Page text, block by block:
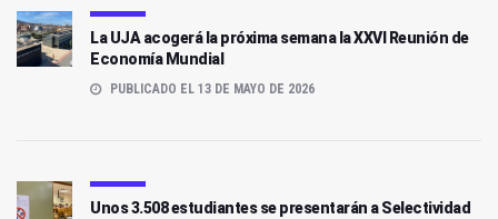
La UJA acogerá la próxima semana la XXVI Reunión de
Economía Mundial
PUBLICADO EL 13 DE MAYO DE 2026
Unos 3.508 estudiantes se presentarán a Selectividad